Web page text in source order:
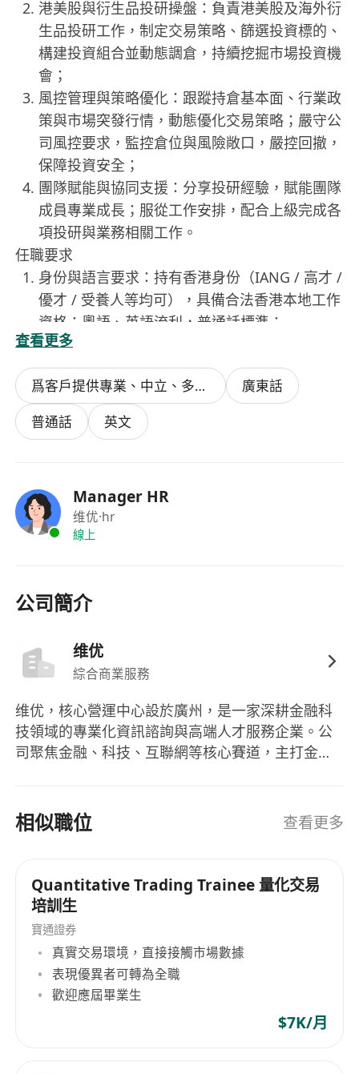
港美股與衍生品投研操盤：負責港美股及海外衍
生品投研工作，制定交易策略、篩選投資標的、
構建投資組合並動態調倉，持續挖掘市場投資機
會；
風控管理與策略優化：跟蹤持倉基本面、行業政
策與市場突發行情，動態優化交易策略；嚴守公
司風控要求，監控倉位與風險敞口，嚴控回撤，
保障投資安全；
團隊賦能與協同支援：分享投研經驗，賦能團隊
成員專業成長；服從工作安排，配合上級完成各
項投研與業務相關工作。
任職要求
身份與語言要求：持有香港身份（IANG / 高才 /
優才 / 受養人等均可），具備合法香港本地工作
資格；粵語、英語流利，普通話標準；
專業與經驗要求：本科及以上學歷，5 年以上證
券從業經驗，具備港美股及海外衍生品操盤經
驗，擁有成熟穩定的盈利交易體系；
投教與 IP 能力要求：有影片上鏡經驗，精通股
票分析方法與技術指標，可獨立撰稿輸出投教內
優先條件：有專屬研究賽道或技術指標專長者優
先，有成熟投教 IP 打造經驗者優先；
綜合素質要求：自負負責、抗壓能力強，熱愛金
我們提供
正規僱傭保障：簽訂正式僱員合約，享受香港本
極具競爭力的薪酬體系：固定底薪（保障穩定收
入）+ 績效獎金 + 業務轉化提成，薪資面議，收
入與個人 IP 影響力、投研業績直接掛鉤；
優質平台資源：依託香港本地券商 + 內地大型金
融上市公司投資背景，配備專業投研與 IP 營運
查看更多
爲客戶提供專業、中立、多樣化的投資理財諮詢/策劃服務
廣東話
普通話
英文
Manager HR
维优·hr
線上
公司簡介
维优
綜合商業服務
维优，核心營運中心設於廣州，是一家深耕金融科
技領域的專業化資訊諮詢與高端人才服務企業。公
司聚焦金融、科技、互聯網等核心賽道，主打金融
金融機構、科創企業提供精準化、定製化的專業服
務。團隊核心成員均具備多年香港及內地金融市
融、數位金融等行業業態、崗位體系及人才標準，
能夠精準匹配企業高端人才招聘需求與職業精英發
展訴求。依託完善的行業資源網絡與成熟的服務體
系，維優立足廣州、輻射全國、聯動港澳，服務範
圍覆蓋金融科技諮詢、企業人力架構優化、中高端
人才尋訪、跨境人才對接等多個領域。公司始終秉
持專業化、精細化的服務理念，深耕金融科技垂直
領域，憑藉紮實的行業認知、豐富的人才儲備資源
相似職位 查看更多
Quantitative Trading Trainee 量化交易
培訓生
寶通證券
真實交易環境，直接接觸市場數據
表現優異者可轉為全職
歡迎應屆畢業生
$7K/月